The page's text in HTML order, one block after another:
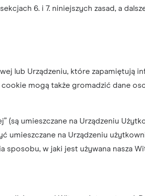
6. i 7. niniejszych zasad, a
lub Urządzeniu, które zapamiętują
mogą także gromadzić dane
(są umieszczane na Urządzeniu
na Urządzeniu
sposobu, w jaki jest używana nasza